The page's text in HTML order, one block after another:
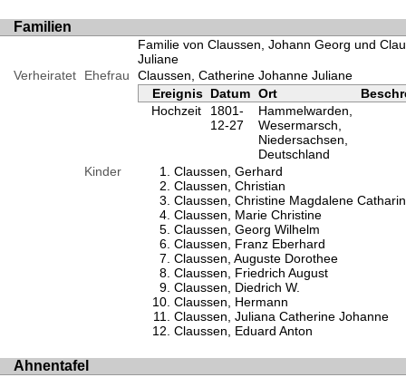
Familien
Familie von Claussen, Johann Georg und
Juliane
Verheiratet
Ehefrau
Claussen, Catherine Johanne Juliane
Ereignis Datum Ort
Hochzeit
1801-
12-27
Hammelwarden,
Wesermarsch,
Niedersachsen,
Deutschland
Kinder
Claussen, Gerhard
Claussen, Christian
Claussen, Christine Magdalene
Claussen, Marie Christine
Claussen, Georg Wilhelm
Claussen, Franz Eberhard
Claussen, Auguste Dorothee
Claussen, Friedrich August
Claussen, Diedrich W.
Claussen, Hermann
Claussen, Juliana Catherine Johanne
Claussen, Eduard Anton
Ahnentafel